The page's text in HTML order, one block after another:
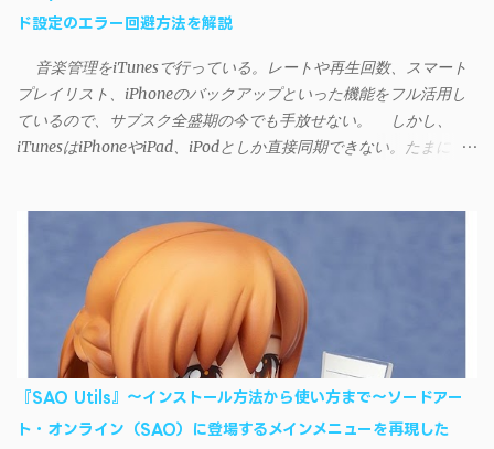
ド設定のエラー回避方法を解説
音楽管理をiTunesで行っている。レートや再生回数、スマート
プレイリスト、iPhoneのバックアップといった機能をフル活用し
ているので、サブスク全盛期の今でも手放せない。 しかし、
iTunesはiPhoneやiPad、iPodとしか直接同期できない。たまに
ドパーティー製のアプリを PC と Androidデバイス それぞれにイン
ストールすれば、Wi-Fiや USB接続 を通じて同期できるようにな
る。私も 2012年頃にAndroidウォークマン を使い始めた頃から便
利に活用させてもらっていたのだが、2023年現在はiSyncrを使っ
て同期ができないという声を多数見かけるようになった。 具体
的には、PC側のiSyncrアプリで設定したパスワードをAndroidアプ
リに入力しようとすると、入力したパスワードが保存されず、い
つまでたっても再度入力を促されるというもの。 この不具合を
回避するには、次の手順が有効だ。 Androidデバイスの言語を英語
『SAO Utils』～インストール方法から使い方まで～ソードアー
ト・オンライン（SAO）に登場するメインメニューを再現した